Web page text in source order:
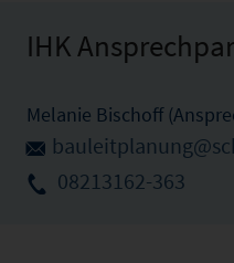
IHK
Melanie Bischoff
08213162-363